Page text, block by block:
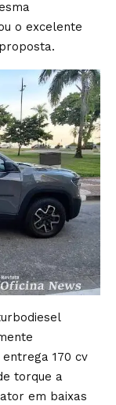
o excelente
170 cv
torque a
em baixas